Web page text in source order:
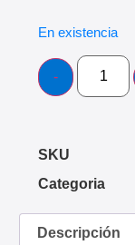
En existencia
SKU
Categoria
Descripción